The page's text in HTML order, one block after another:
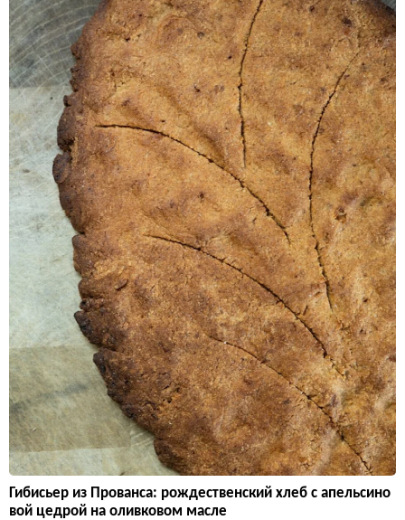
Гибисьер из Прованса: рождественский хлеб с апельсино
вой цедрой на оливковом масле